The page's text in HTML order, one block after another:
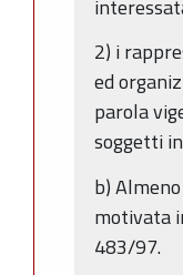
2) i
ed
parola
soggetti
b)
motivata
483/97.